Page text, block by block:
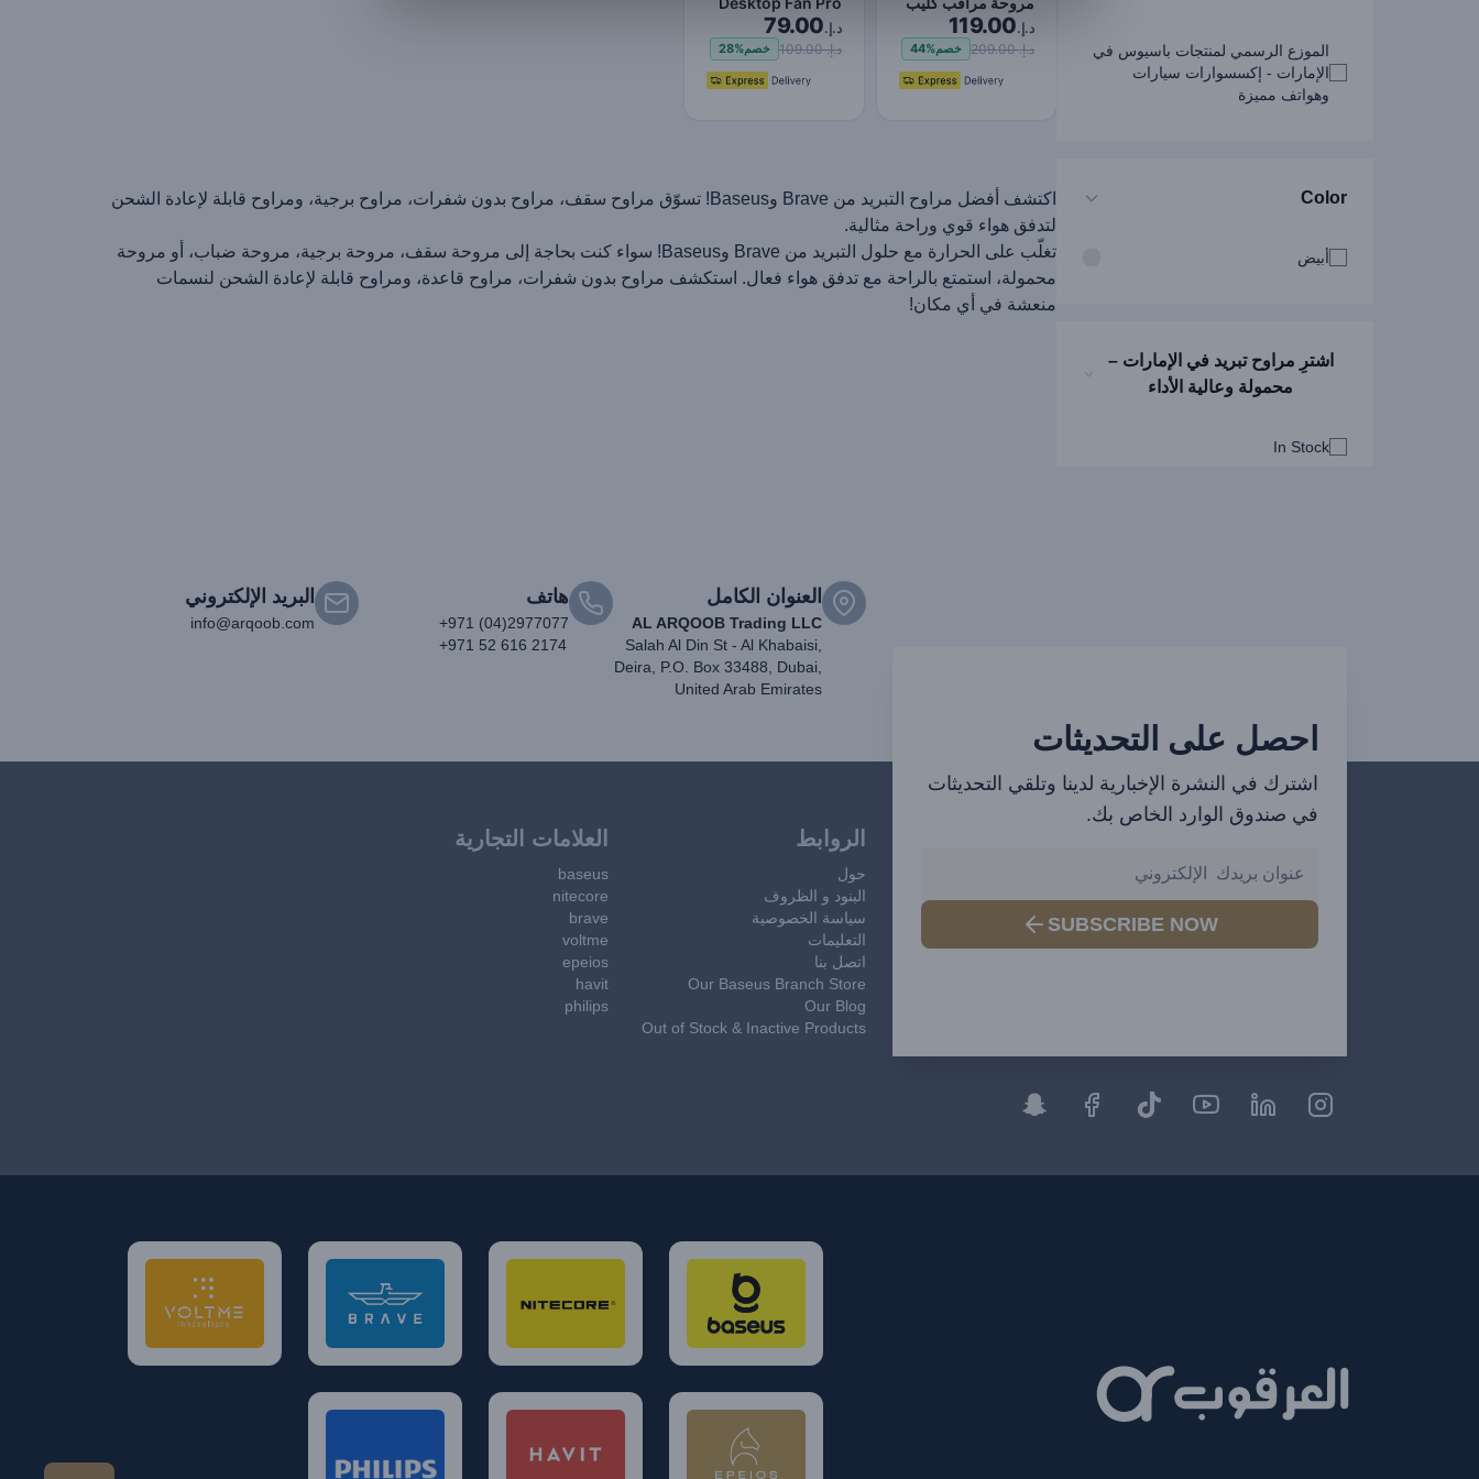
الموزع الرسمي لمنتجات باسيوس في
الإمارات - إكسسوارات سيارات
وهواتف مميزة
Color
أبيض
اشترِ مراوح تبريد في الإمارات –
محمولة وعالية الأداء
In Stock
على والوقوف مروحة
مكتب بدون شفرات
د.إ.119.00
د.إ. 209.00 خصم44%
د.إ.79.00
د.إ. 109.00 خصم28%
اكتشف أفضل مراوح التبريد من Brave وBaseus! تسوّق مراوح سقف، مراوح بدون شفرات، مراوح برجية، ومراوح قابلة لإعادة الشحن
لتدفق هواء قوي وراحة مثالية.
تغلّب على الحرارة مع حلول التبريد من Brave وBaseus! سواء كنت بحاجة إلى مروحة سقف، مروحة برجية، مروحة ضباب، أو مروحة
محمولة، استمتع بالراحة مع تدفق هواء فعال. استكشف مراوح بدون شفرات، مراوح قاعدة، ومراوح قابلة لإعادة الشحن لنسمات
منعشة في أي مكان!
العنوان الكامل
AL ARQOOB Trading LLC
Salah Al Din St - Al Khabaisi,
Deira, P.O. Box 33488, Dubai,
United Arab Emirates
هاتف
+971 (04)2977077
+971 52 616 2174
البريد الإلكتروني
info@arqoob.com
احصل على التحديثات
اشترك في النشرة الإخبارية لدينا وتلقي التحديثات
في صندوق الوارد الخاص بك.
SUBSCRIBE NOW
الروابط
حول
البنود و الظروف
سياسة الخصوصية
التعليمات
اتصل بنا
Our Baseus Branch Store
Our Blog
Out of Stock & Inactive Products
العلامات التجارية
baseus
nitecore
brave
voltme
epeios
havit
philips